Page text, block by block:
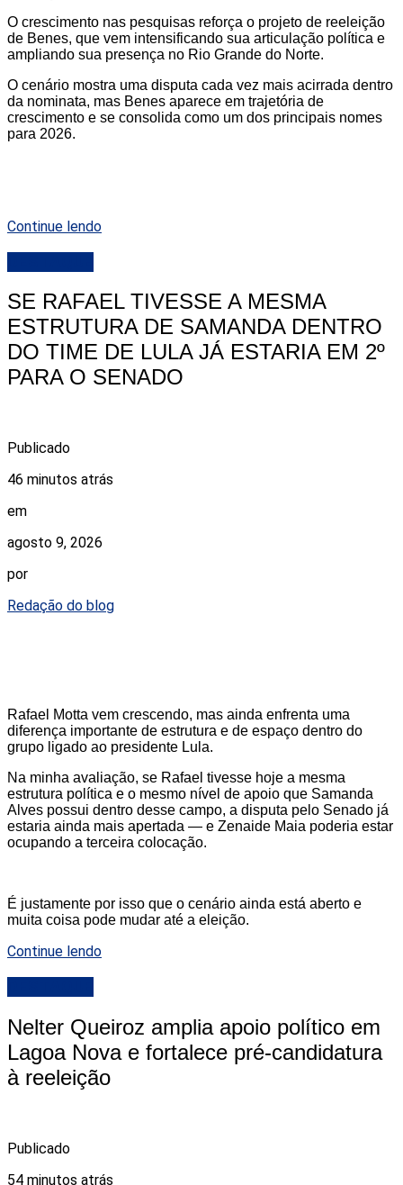
O crescimento nas pesquisas reforça o projeto de reeleição
de Benes, que vem intensificando sua articulação política e
ampliando sua presença no Rio Grande do Norte.
O cenário mostra uma disputa cada vez mais acirrada dentro
da nominata, mas Benes aparece em trajetória de
crescimento e se consolida como um dos principais nomes
para 2026.
Continue lendo
SE RAFAEL TIVESSE A MESMA
ESTRUTURA DE SAMANDA DENTRO
DO TIME DE LULA JÁ ESTARIA EM 2º
PARA O SENADO
Publicado
46 minutos atrás
em
agosto 9, 2026
por
Redação do blog
Rafael Motta vem crescendo, mas ainda enfrenta uma
diferença importante de estrutura e de espaço dentro do
grupo ligado ao presidente Lula.
Na minha avaliação, se Rafael tivesse hoje a mesma
estrutura política e o mesmo nível de apoio que Samanda
Alves possui dentro desse campo, a disputa pelo Senado já
estaria ainda mais apertada — e Zenaide Maia poderia estar
ocupando a terceira colocação.
É justamente por isso que o cenário ainda está aberto e
muita coisa pode mudar até a eleição.
Continue lendo
Nelter Queiroz amplia apoio político em
Lagoa Nova e fortalece pré-candidatura
à reeleição
Publicado
54 minutos atrás